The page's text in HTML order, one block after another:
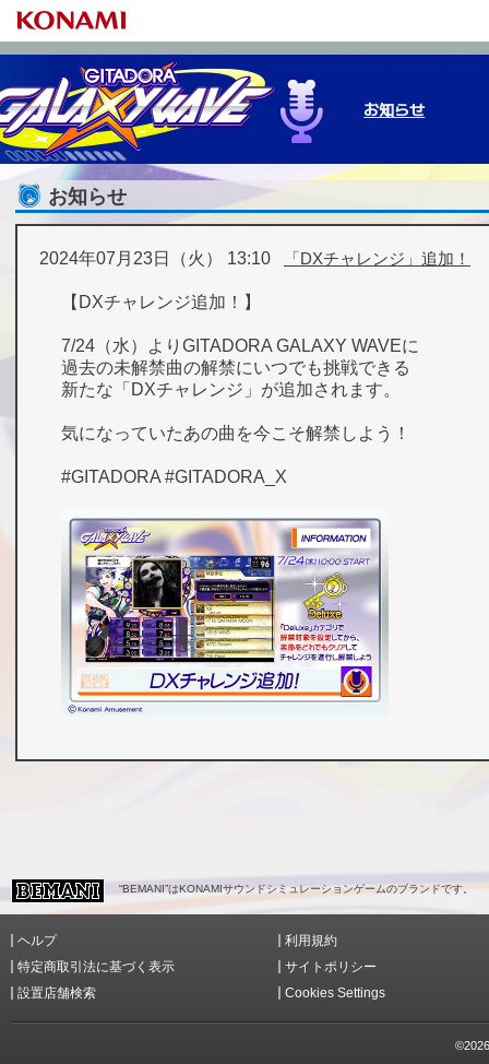
お知らせ
ゲームの始め方
お知らせ
2024年07月23日（火） 13:10 「DXチャレンジ」追加！
【DXチャレンジ追加！】
7/24（水）よりGITADORA GALAXY WAVEに
過去の未解禁曲の解禁にいつでも挑戦できる
新たな「DXチャレンジ」が追加されます。
気になっていたあの曲を今こそ解禁しよう！
#GITADORA #GITADORA_X
“BEMANI”はKONAMIサウンドシミュレーションゲームのブランドです。
ヘルプ
利用規約
特定商取引法に基づく表示
サイトポリシー
設置店舗検索
Cookies Settings